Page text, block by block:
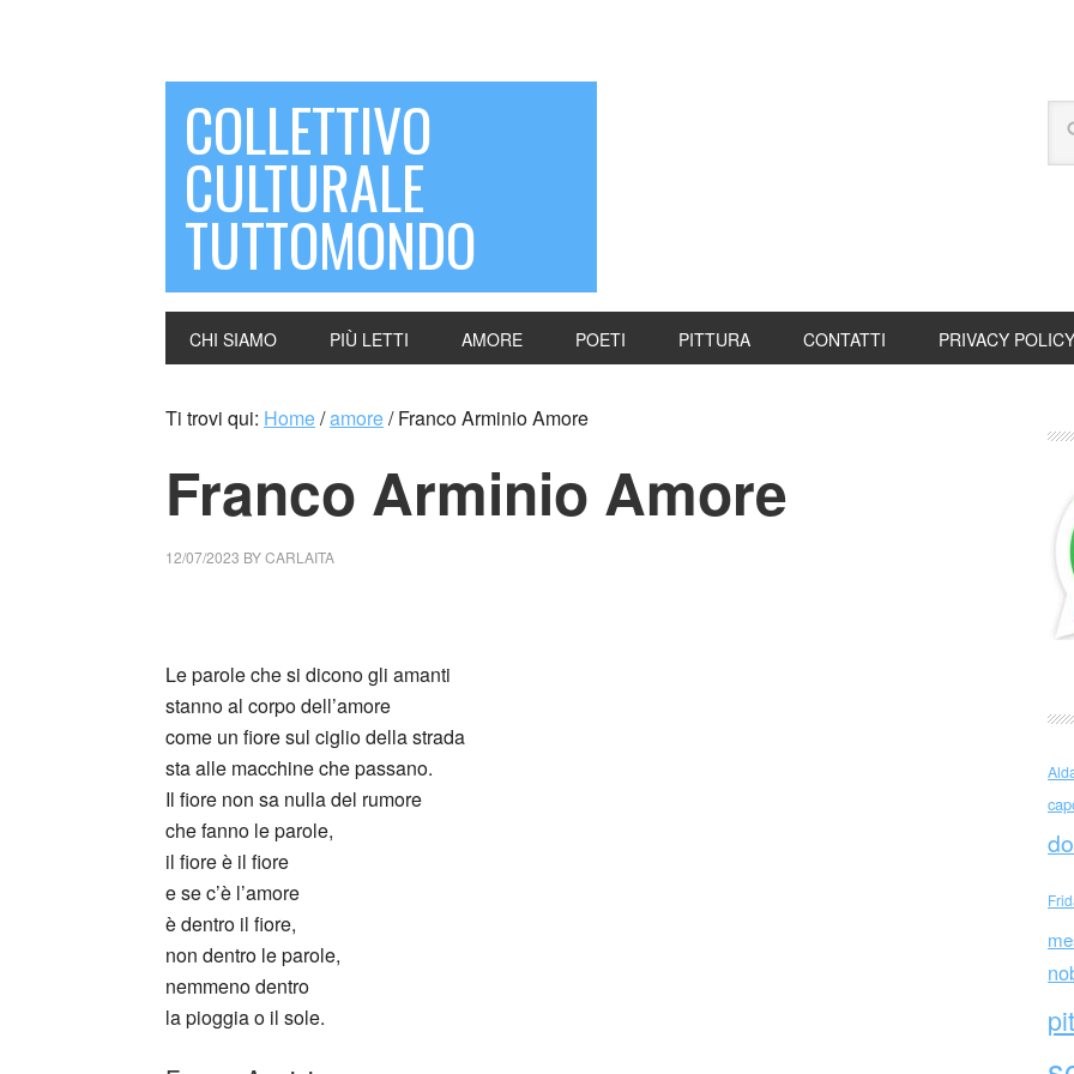
COLLETTIVO
CULTURALE
TUTTOMONDO
CHI SIAMO PIÙ LETTI AMORE POETI PITTURA CONTATTI PRIVACY POLICY
Ti trovi qui: Home/amore/Franco Arminio Amore
Franco Arminio Amore
12/07/2023 BYCARLAITA
Le parole che si dicono gli amanti
stanno al corpo dell’amore
come un fiore sul ciglio della strada
sta alle macchine che passano.
Il fiore non sa nulla del rumore
che fanno le parole,
il fiore è il fiore
e se c’è l’amore
è dentro il fiore,
non dentro le parole,
nemmeno dentro
la pioggia o il sole.